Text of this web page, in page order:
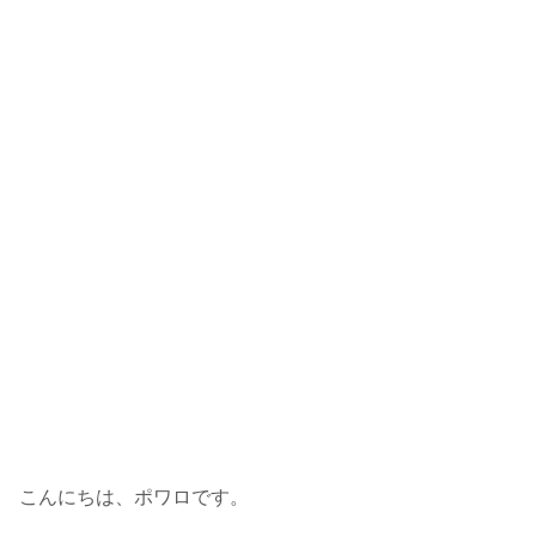
こんにちは、ポワロです。